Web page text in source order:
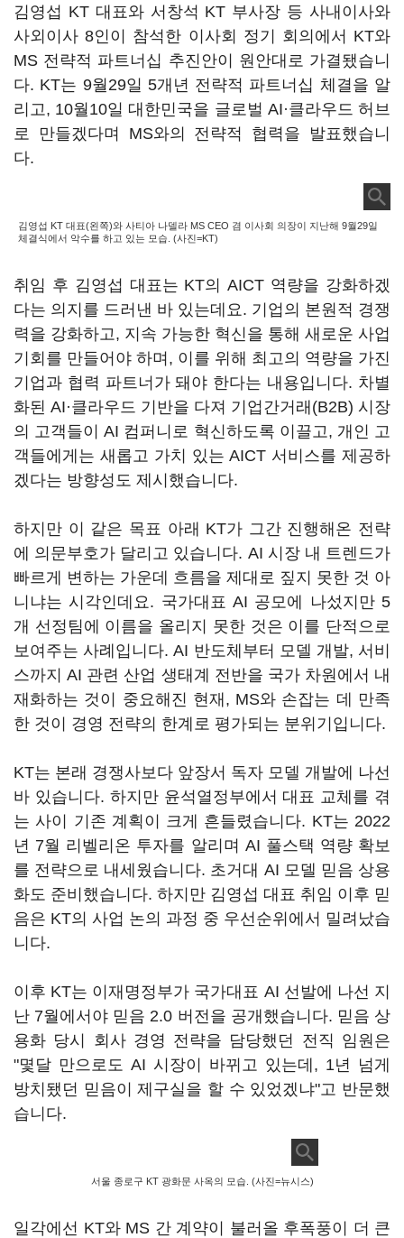
김영섭 KT 대표와 서창석 KT 부사장 등 사내이사와
사외이사 8인이 참석한 이사회 정기 회의에서 KT와
MS 전략적 파트너십 추진안이 원안대로 가결됐습니
다. KT는 9월29일 5개년 전략적 파트너십 체결을 알
리고, 10월10일 대한민국을 글로벌 AI·클라우드 허브
로 만들겠다며 MS와의 전략적 협력을 발표했습니
다.
김영섭 KT 대표(왼쪽)와 사티아 나델라 MS CEO 겸 이사회 의장이 지난해 9월29일
체결식에서 악수를 하고 있는 모습. (사진=KT)
취임 후 김영섭 대표는 KT의 AICT 역량을 강화하겠
다는 의지를 드러낸 바 있는데요. 기업의 본원적 경쟁
력을 강화하고, 지속 가능한 혁신을 통해 새로운 사업
기회를 만들어야 하며, 이를 위해 최고의 역량을 가진
기업과 협력 파트너가 돼야 한다는 내용입니다. 차별
화된 AI·클라우드 기반을 다져 기업간거래(B2B) 시장
의 고객들이 AI 컴퍼니로 혁신하도록 이끌고, 개인 고
객들에게는 새롭고 가치 있는 AICT 서비스를 제공하
겠다는 방향성도 제시했습니다.
하지만 이 같은 목표 아래 KT가 그간 진행해온 전략
에 의문부호가 달리고 있습니다. AI 시장 내 트렌드가
빠르게 변하는 가운데 흐름을 제대로 짚지 못한 것 아
니냐는 시각인데요. 국가대표 AI 공모에 나섰지만 5
개 선정팀에 이름을 올리지 못한 것은 이를 단적으로
보여주는 사례입니다. AI 반도체부터 모델 개발, 서비
스까지 AI 관련 산업 생태계 전반을 국가 차원에서 내
재화하는 것이 중요해진 현재, MS와 손잡는 데 만족
한 것이 경영 전략의 한계로 평가되는 분위기입니다.
KT는 본래 경쟁사보다 앞장서 독자 모델 개발에 나선
바 있습니다. 하지만 윤석열정부에서 대표 교체를 겪
는 사이 기존 계획이 크게 흔들렸습니다. KT는 2022
년 7월 리벨리온 투자를 알리며 AI 풀스택 역량 확보
를 전략으로 내세웠습니다. 초거대 AI 모델 믿음 상용
화도 준비했습니다. 하지만 김영섭 대표 취임 이후 믿
음은 KT의 사업 논의 과정 중 우선순위에서 밀려났습
니다.
이후 KT는 이재명정부가 국가대표 AI 선발에 나선 지
난 7월에서야 믿음 2.0 버전을 공개했습니다. 믿음 상
용화 당시 회사 경영 전략을 담당했던 전직 임원은
"몇달 만으로도 AI 시장이 바뀌고 있는데, 1년 넘게
방치됐던 믿음이 제구실을 할 수 있었겠냐"고 반문했
습니다.
서울 종로구 KT 광화문 사옥의 모습. (사진=뉴시스)
일각에선 KT와 MS 간 계약이 불러올 후폭풍이 더 큰